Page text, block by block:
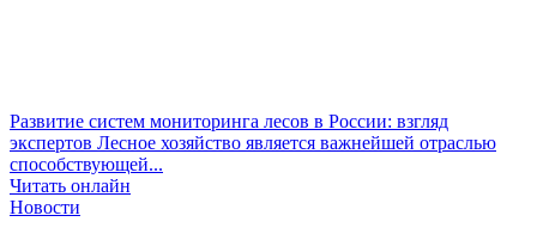
Развитие систем мониторинга лесов в России: взгляд
экспертов Лесное хозяйство является важнейшей отраслью
способствующей...
Читать онлайн
Новости